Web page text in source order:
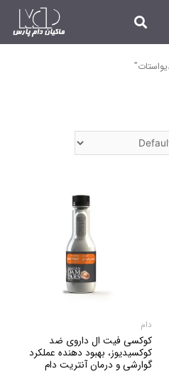
دام
کوکسی فیت ال داروی ضد
کوکسیدیوز، بهبود دهنده عملکرد
گوارشی و درمان آنتریت دام